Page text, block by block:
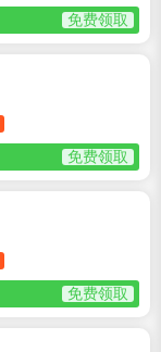
免费领取
免费领取
免费领取